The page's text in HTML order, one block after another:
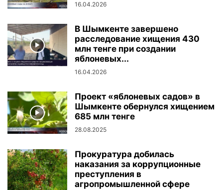
16.04.2026
В Шымкенте завершено
расследование хищения 430
млн тенге при создании
яблоневых...
16.04.2026
Проект «яблоневых садов» в
Шымкенте обернулся хищением
685 млн тенге
28.08.2025
Прокуратура добилась
наказания за коррупционные
преступления в
агропромышленной сфере